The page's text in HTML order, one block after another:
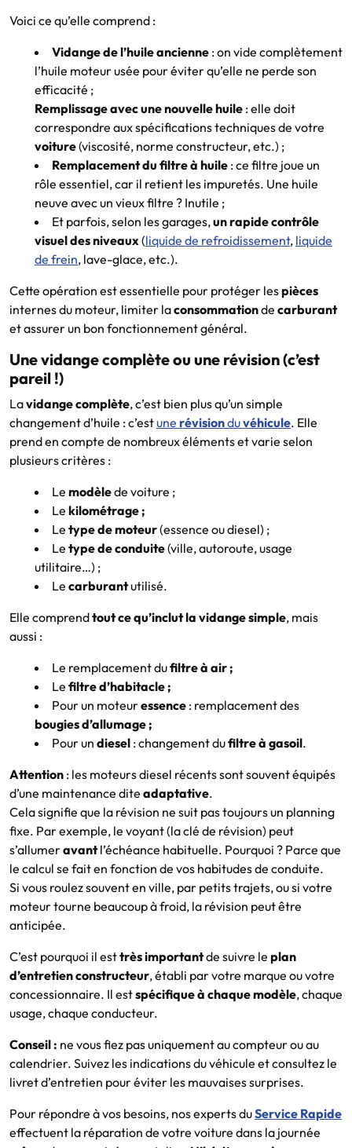
Voici ce qu’elle comprend :
Vidange de l’huile ancienne : on vide complètement
l’huile moteur usée pour éviter qu’elle ne perde son
efficacité ;
Remplissage avec une nouvelle huile : elle doit
correspondre aux spécifications techniques de votre
voiture(viscosité, norme constructeur, etc.) ;
Remplacement du filtre à huile : ce filtre joue un
rôle essentiel, car il retient les impuretés. Une huile
neuve avec un vieux filtre ? Inutile ;
Et parfois, selon les garages,un rapide contrôle
visuel des niveaux (liquide de refroidissement, liquide
de frein, lave-glace, etc.).
Cette opération est essentielle pour protéger lespièces
internes du moteur, limiter laconsommationde carburant
et assurer un bon fonctionnement général.
Une vidange complète ou une révision (c’est
pareil !)
Lavidange complète, c’est bien plus qu’un simple
changement d’huile : c’estune révisionduvéhicule. Elle
prend en compte de nombreux éléments et varie selon
plusieurs critères :
Le modèlede voiture ;
Le kilométrage ;
Le type de moteur(essence ou diesel) ;
Le type de conduite(ville, autoroute, usage
utilitaire…) ;
Le carburantutilisé.
Elle comprendtout ce qu’inclut la vidange simple, mais
aussi :
Le remplacement dufiltre à air ;
Le filtre d’habitacle ;
Pour un moteuressence : remplacement des
bougies d’allumage ;
Pour un diesel : changement dufiltre à gasoil.
Attention : les moteurs diesel récents sont souvent équipés
d’une maintenance dite adaptative.
Cela signifie que la révision ne suit pas toujours un planning
fixe. Par exemple, le voyant (la clé de révision) peut
s’allumeravantl’échéance habituelle. Pourquoi ? Parce que
le calcul se fait en fonction de vos habitudes de conduite.
Si vous roulez souvent en ville, par petits trajets, ou si votre
moteur tourne beaucoup à froid, la révision peut être
anticipée.
C’est pourquoi il esttrès importantde suivre le plan
d’entretien constructeur, établi par votre marque ou votre
concessionnaire. Il estspécifique à chaque modèle, chaque
usage, chaque conducteur.
Conseil : ne vous fiez pas uniquement au compteur ou au
calendrier. Suivez les indications du véhicule et consultez le
livret d’entretien pour éviter les mauvaises surprises.
Pour répondre à vos besoins, nos experts duService Rapide
effectuent la réparation de votre voiture dans la journée